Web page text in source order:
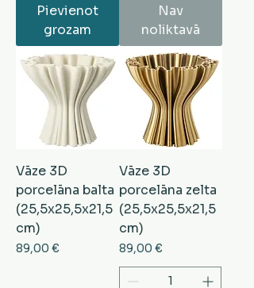
Pievienot
grozam
Nav
noliktavā
Vāze 3D
porcelāna balta
(25,5x25,5x21,5
cm)
Cena
89,00 €
Vāze 3D
porcelāna zelta
(25,5x25,5x21,5
cm)
Cena
89,00 €